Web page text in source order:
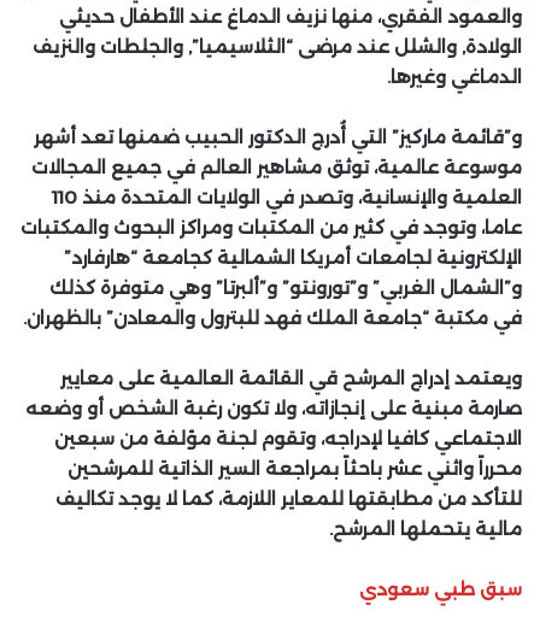
والعمود الفقري، منها نزيف الدماغ عند الأطفال حديثي
الولادة, والشلل عند مرضى “الثلاسيميا”, والجلطات والنزيف
الدماغي وغيرها.
و”قائمة ماركيز” التي أُدرج الدكتور الحبيب ضمنها تعد أشهر
موسوعة عالمية، توثق مشاهير العالم في جميع المجالات
العلمية والإنسانية، وتصدر في الولايات المتحدة منذ 110
عاما، وتوجد في كثير من المكتبات ومراكز البحوث والمكتبات
الإلكترونية لجامعات أمريكا الشمالية كجامعة “هارفارد”
و”الشمال الغربي” و”تورونتو” و”ألبرتا” وهي متوفرة كذلك
في مكتبة “جامعة الملك فهد للبترول والمعادن” بالظهران.
ويعتمد إدراج المرشح قي القائمة العالمية على معايير
صارمة مبنية على إنجازاته، ولا تكون رغبة الشخص أو وضعه
الاجتماعي كافيا لإدراجه، وتقوم لجنة مؤلفة من سبعين
محرراً واثني عشر باحثاً بمراجعة السير الذاتية للمرشحين
للتأكد من مطابقتها للمعاير اللازمة، كما لا يوجد تكاليف
مالية يتحملها المرشح.
سبق طبي سعودي